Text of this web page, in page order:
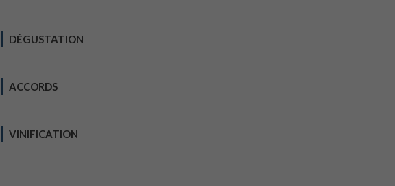
DÉGUSTATION
ACCORDS
VINIFICATION